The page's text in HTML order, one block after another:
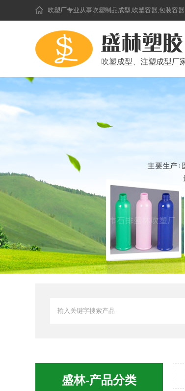
吹塑厂专业从事吹塑制品成型,吹塑容器,包装容
吹塑成型、注塑成型厂
盛林-产品分类